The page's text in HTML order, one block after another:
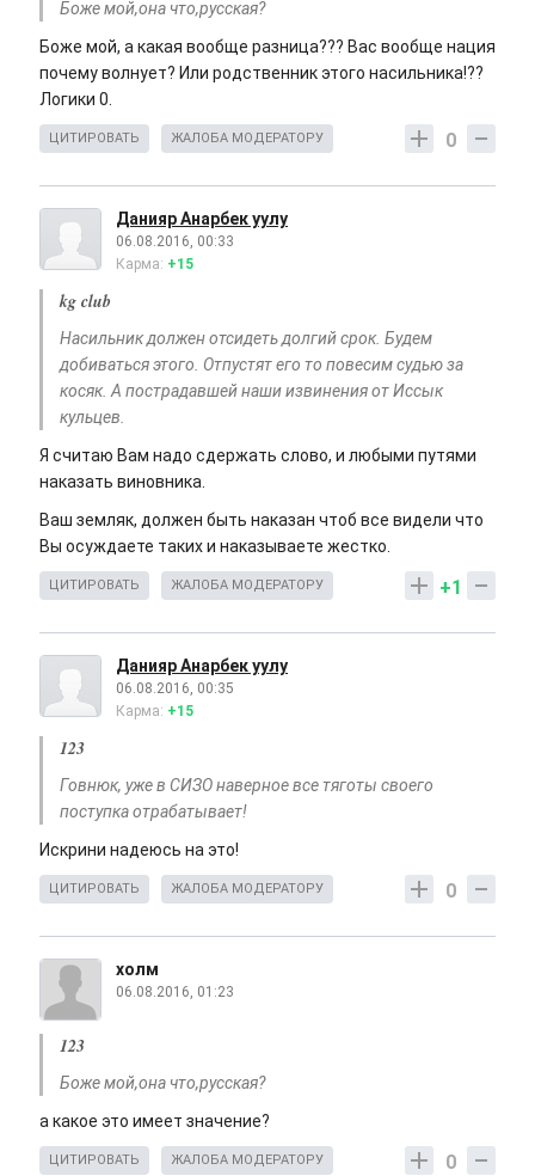
Боже мой,она что,русская?
Боже мой, а какая вообще разница??? Вас вообще нация
почему волнует? Или родственник этого насильника!??
Логики 0.
0
ЦИТИРОВАТЬ ЖАЛОБА МОДЕРАТОРУ
Данияр Анарбек уулу
06.08.2016, 00:33
Карма: +15
kg club
Насильник должен отсидеть долгий срок. Будем
добиваться этого. Отпустят его то повесим судью за
косяк. А пострадавшей наши извинения от Иссык
кульцев.
Я считаю Вам надо сдержать слово, и любыми путями
наказать виновника.
Ваш земляк, должен быть наказан чтоб все видели что
Вы осуждаете таких и наказываете жестко.
+1
ЦИТИРОВАТЬ ЖАЛОБА МОДЕРАТОРУ
Данияр Анарбек уулу
06.08.2016, 00:35
Карма: +15
123
Говнюк, уже в СИЗО наверное все тяготы своего
поступка отрабатывает!
Искрини надеюсь на это!
0
ЦИТИРОВАТЬ ЖАЛОБА МОДЕРАТОРУ
холм
06.08.2016, 01:23
123
Боже мой,она что,русская?
а какое это имеет значение?
0
ЦИТИРОВАТЬ ЖАЛОБА МОДЕРАТОРУ